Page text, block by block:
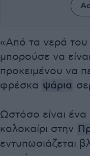
«Από τα νερά
μπορούσε να
προκειμένου να
φρέσκα ψάρια
Ωστόσο είναι
καλοκαίρι στην
εντυπωσιάζεται